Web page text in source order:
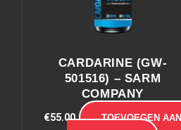
CARDARINE (GW-
501516) – SARM
COMPANY
€55.00
TOEVOEGEN AAN